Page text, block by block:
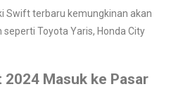
Swift terbaru kemungkinan akan
seperti Toyota Yaris, Honda City
Masuk ke Pasar